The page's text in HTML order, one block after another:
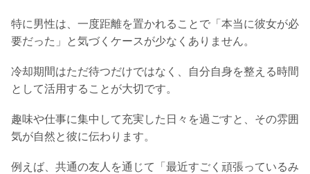
特に男性は、一度距離を置かれることで「本当に彼女が必
要だった」と気づくケースが少なくありません。
冷却期間はただ待つだけではなく、自分自身を整える時間
として活用することが大切です。
趣味や仕事に集中して充実した日々を過ごすと、その雰囲
気が自然と彼に伝わります。
例えば、共通の友人を通じて「最近すごく頑張っているみ